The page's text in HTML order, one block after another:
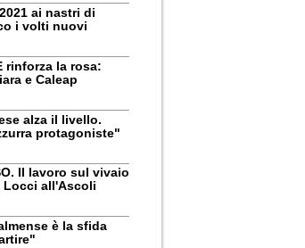
ai nastri di
i volti nuovi
rinforza la rosa:
e Caleap
alza il livello.
protagoniste"
Il lavoro sul vivaio
Locci all'Ascoli
è la sfida